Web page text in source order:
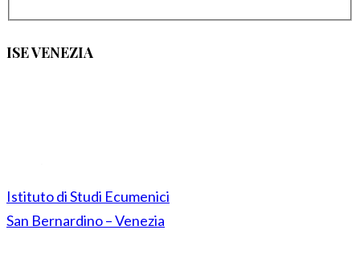
ISE VENEZIA
Istituto di Studi Ecumenici
San Bernardino – Venezia